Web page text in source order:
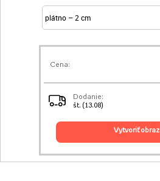
Cena:
Dodanie:
št. (13.08)
vytvoriť obraz